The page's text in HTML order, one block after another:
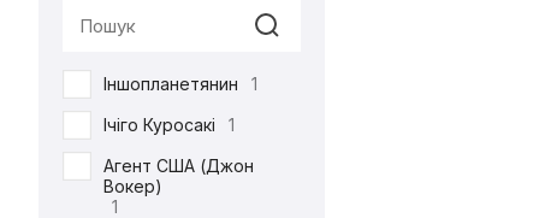
5
Defenders of the Earth
Diablo
1
ET
1
Іншопланетянин
1
Ічіго Куросакі
1
Агент США (Джон
Вокер)
1